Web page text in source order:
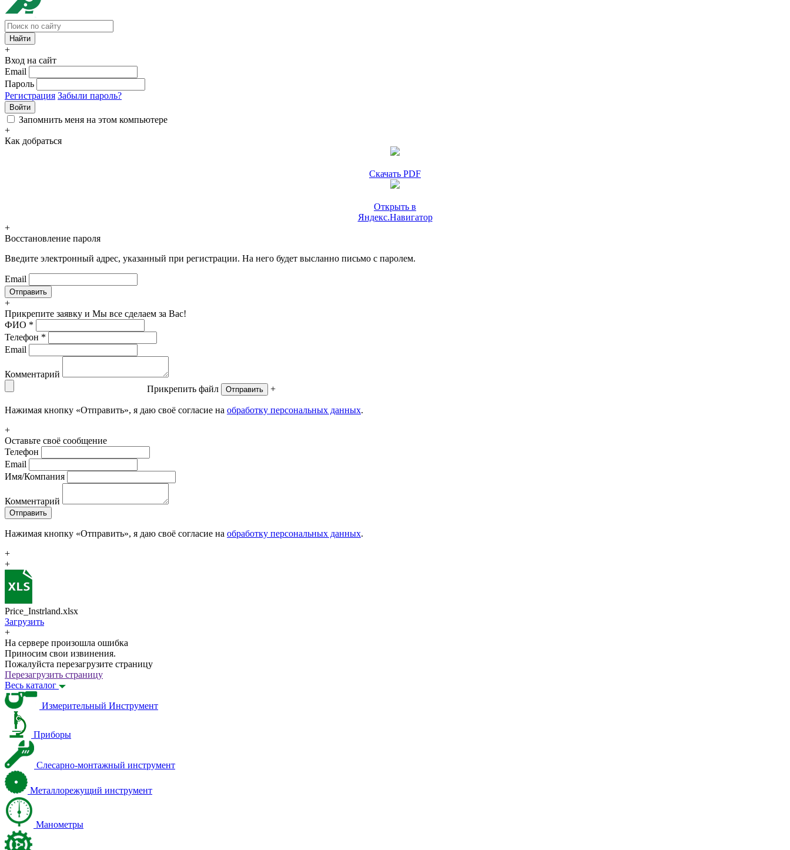
+
Вход на сайт
Email
Пароль
Регистрация Забыли пароль?
Войти
Запомнить меня на этом компьютере
+
Как добраться
Скачать PDF
Открыть в
Яндекс.Навигатор
+
Восстановление пароля
Введите электронный адрес, указанный при регистрации. На него будет высланно письмо с паролем.
Email
+
Прикрепите заявку и Мы все сделаем за Вас!
ФИО *
Телефон *
Email
Комментарий
Прикрепить файл
Отправить +
Нажимая кнопку «Отправить», я даю своё согласие на обработку персональных данных.
+
Оставьте своё сообщение
Телефон
Email
Имя/Компания
Комментарий
Отправить
Нажимая кнопку «Отправить», я даю своё согласие на обработку персональных данных.
+
+
Price_Instrland.xlsx
Загрузить
+
На сервере произошла ошибка
Приносим свои извинения.
Пожалуйста перезагрузите страницу
Перезагрузить страницу
Весь каталог
Измерительный Инструмент
Приборы
Слесарно-монтажный инструмент
Металлорежущий инструмент
Манометры